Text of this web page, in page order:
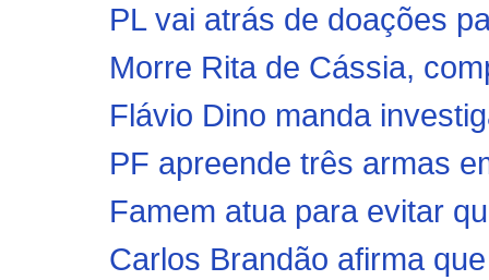
PL vai atrás de doações
Morre Rita de Cássia,
Flávio Dino manda
PF apreende três armas
Famem atua para evitar
Carlos Brandão afirma